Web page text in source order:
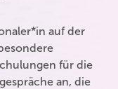
auf der
für die
an, die